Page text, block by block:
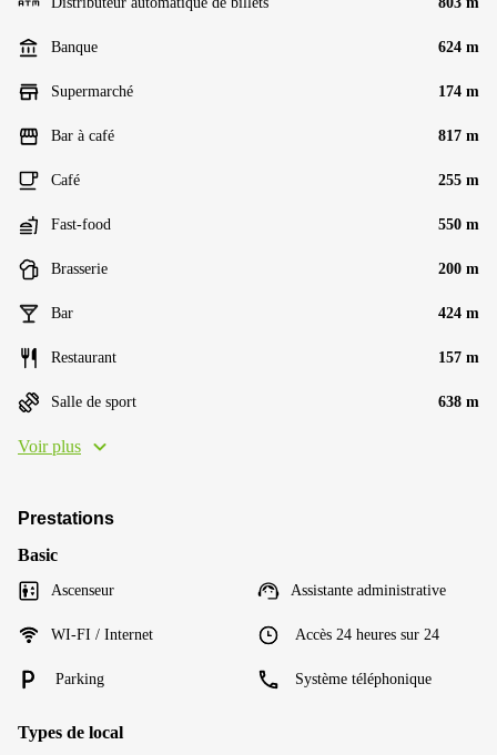
Banque 624 m
Supermarché 174 m
Bar à café 817 m
Café 255 m
Fast-food 550 m
Brasserie 200 m
Bar 424 m
Restaurant 157 m
Salle de sport 638 m
Voir plus
Prestations
Basic
Ascenseur Assistante administrative
WI-FI / Internet Accès 24 heures sur 24
Parking Système téléphonique
Types de local